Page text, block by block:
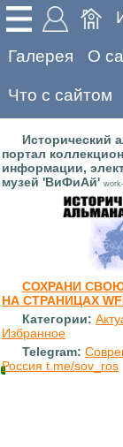
Галерея О
Что с сайтом
Исторический
портал
информации,
музей 'ВиФиАй'
СОХРАНИ
НА СТРАНИЦАХ
Категории:
Избранное
Telegram:
Россия t.me/sov_ros